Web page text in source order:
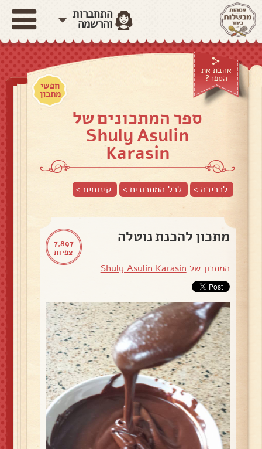
התחברות
והרשמה
אהבת את
הספר?
חפשי
מתכון
ספר המתכונים של
Shuly Asulin
Karasin
לכריכה > לכל המתכונים > קינוחים>
7,897
צפיות
מתכון להכנת נוטלה
המתכון של Shuly Asulin Karasin